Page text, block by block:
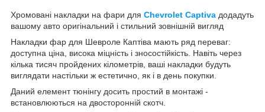
Хромовані накладки на фари для Chevrolet Captiva додадуть
вашому авто оригінальний і стильний зовнішній вигляд
Накладки фар для Шевроле Каптіва мають ряд переваг:
доступна ціна, висока міцність і зносостійкість. Навіть через
кілька тисяч пройдених кілометрів, ваші накладки будуть
виглядати настільки ж естетично, як і в день покупки.
Даний елемент тюнінгу досить простий в монтажі -
встановлюються на двосторонній скотч.